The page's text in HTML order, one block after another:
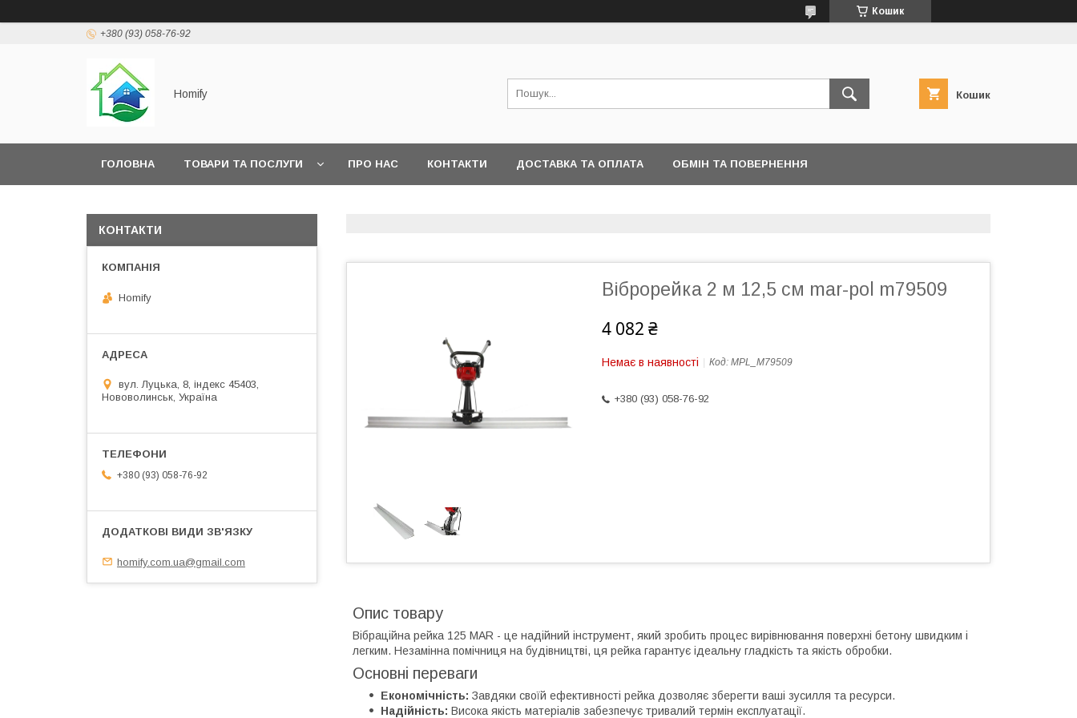
Кошик
+380 (93) 058-76-92
Homify Кошик
ГОЛОВНА ТОВАРИ ТА ПОСЛУГИ ПРО НАС КОНТАКТИ ДОСТАВКА ТА ОПЛАТА ОБМІН ТА ПОВЕРНЕННЯ
Віброрейка 2 м 12,5 см mar-pol m79509
4 082 ₴
Немає в наявності Код: MPL_M79509
+380 (93) 058-76-92
Опис товару
Вібраційна рейка 125 MAR - це надійний інструмент, який зробить процес вирівнювання поверхні бетону швидким і
легким. Незамінна помічниця на будівництві, ця рейка гарантує ідеальну гладкість та якість обробки.
Основні переваги
Економічність: Завдяки своїй ефективності рейка дозволяє зберегти ваші зусилля та ресурси.
Надійність: Висока якість матеріалів забезпечує тривалий термін експлуатації.
КОНТАКТИ
Homify
вул. Луцька, 8, індекс 45403,
Нововолинськ, Україна
+380 (93) 058-76-92
homify.com.ua@gmail.com